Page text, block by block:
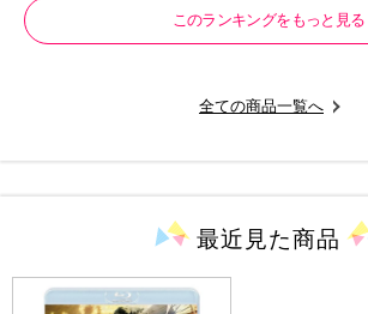
このランキングをもっと見る
全ての商品一覧へ
最近見た商品